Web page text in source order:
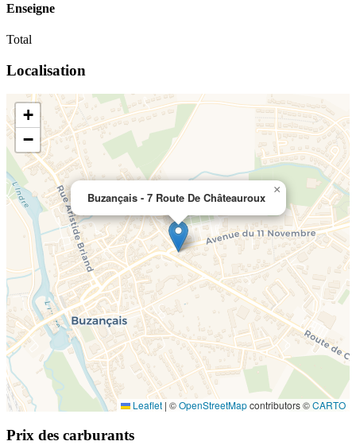
Enseigne
Total
Localisation
Buzançais - 7 Route De Châteauroux
×
+
−
Leaflet | ©OpenStreetMapcontributors ©CARTO
Prix des carburants